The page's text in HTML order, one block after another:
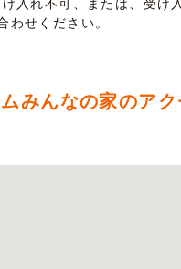
入れ不可、または、受け
わせください。
みんなの家のアク